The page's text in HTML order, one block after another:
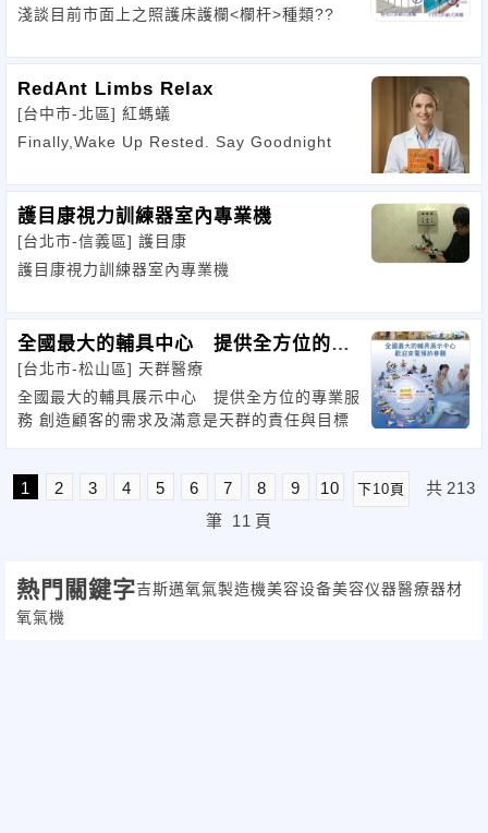
淺談目前市面上之照護床護欄<欄杆>種類??
RedAnt Limbs Relax
[台中市-北區] 紅螞蟻
Finally,Wake Up Rested. Say Goodnight
護目康視力訓練器室內專業機
[台北市-信義區] 護目康
護目康視力訓練器室內專業機
全國最大的輔具中心 提供全方位的專
業服務
[台北市-松山區] 天群醫療
全國最大的輔具展示中心 提供全方位的專業服
務 創造顧客的需求及滿意是天群的責任與目標
1 2 3 4 5 6 7 8 9 10 下10頁 共 213
筆 11 頁
熱門關鍵字吉斯邁氧氣製造機美容设备美容仪器醫療器材
氧氣機